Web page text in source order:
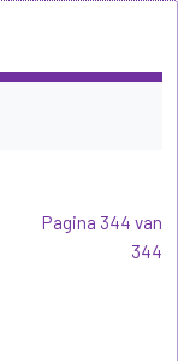
Pagina 344 van
344